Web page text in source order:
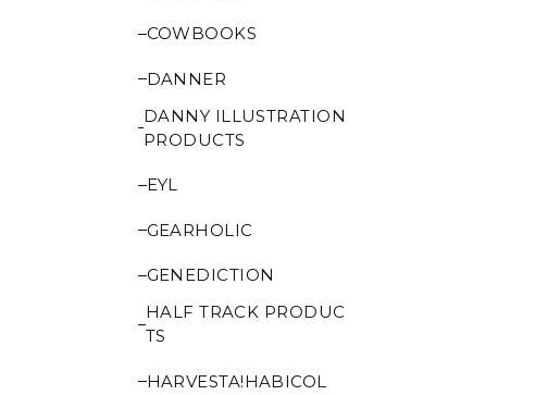
COWBOOKS
DANNER
DANNY ILLUSTRATION
PRODUCTS
EYL
GEARHOLIC
GENEDICTION
HALF TRACK PRODUC
TS
HARVESTA!HABICOL